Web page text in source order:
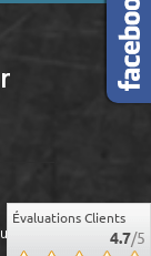
Évaluations Clients
4.7/5